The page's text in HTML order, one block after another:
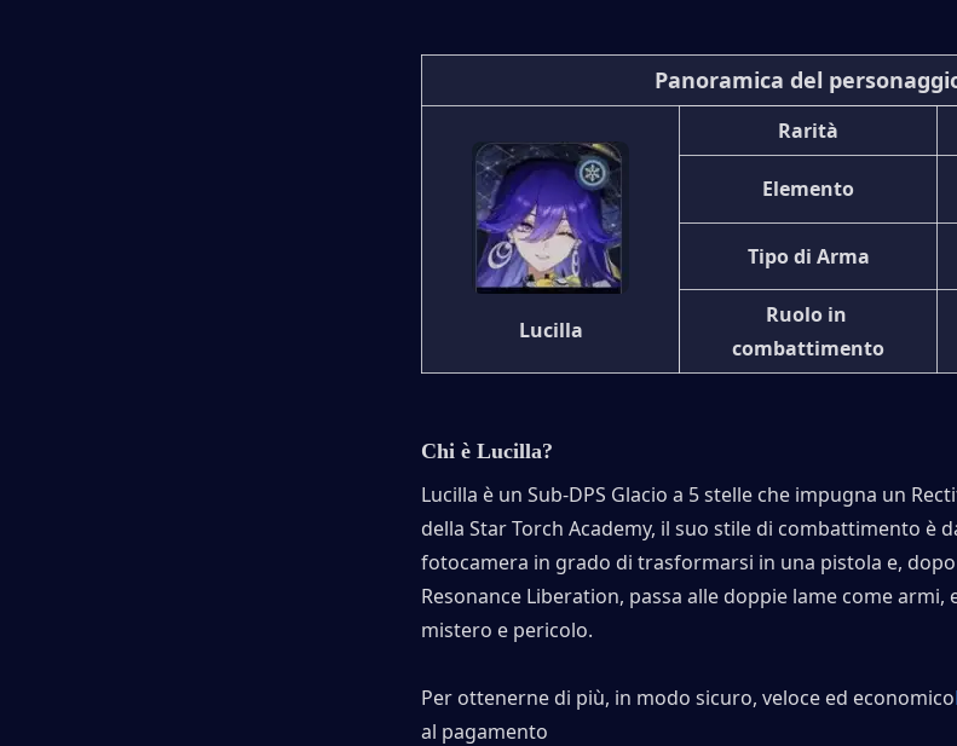
Panoramica del
Lucilla
Rarità
Elemento
Tipo di Arma
Ruolo in
combattimento
Chi è Lucilla?
Lucilla è un Sub-DPS Glacio a 5 stelle che impugna un
della Star Torch Academy, il suo stile di combattimento è
fotocamera in grado di trasformarsi in una pistola e,
Resonance Liberation, passa alle doppie lame come armi,
mistero e pericolo.
Per ottenerne di più, in modo sicuro, veloce ed economico
al pagamento